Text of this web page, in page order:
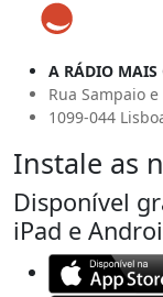
A RÁDIO MAIS
Rua Sampaio
1099-044
Instale as
Disponível
iPad e